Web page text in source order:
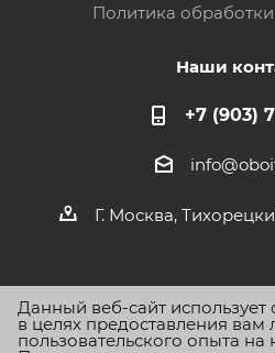
Политика
Наши
+7 (903)
Г. Москва,
Данный веб-сайт
в целях предоставления вам
пользовательского опыта на